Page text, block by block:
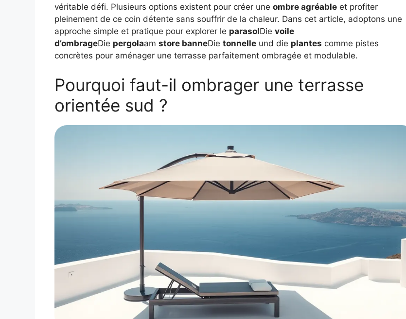
véritable défi. Plusieurs options existent pour créer une ombre agréable et profiter
pleinement de ce coin détente sans souffrir de la chaleur. Dans cet article, adoptons une
approche simple et pratique pour explorer le parasolDie voile
d’ombrageDie pergolaam store banneDie tonnelle und die plantes comme pistes
concrètes pour aménager une terrasse parfaitement ombragée et modulable.
Pourquoi faut-il ombrager une terrasse
orientée sud ?